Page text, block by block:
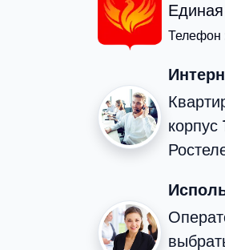
Телефон
корпус